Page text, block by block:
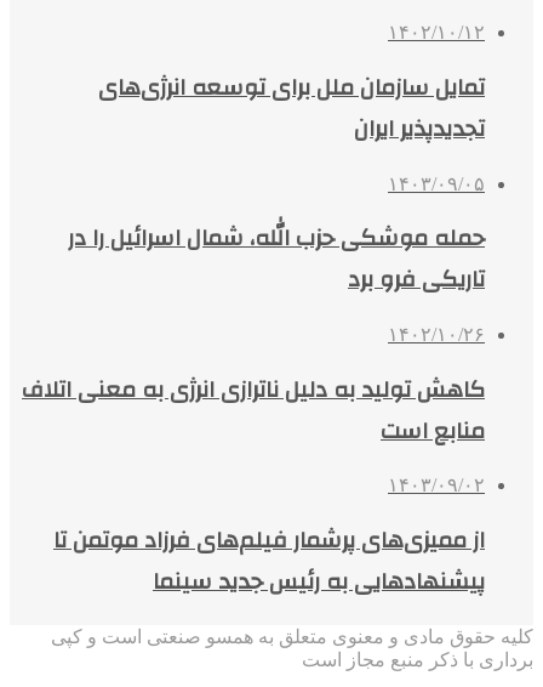
۱۴۰۲/۱۰/۱۲
تمایل سازمان ملل برای توسعه انرژی‌های
تجدیدپذیر ایران
۱۴۰۳/۰۹/۰۵
حمله موشکی حزب الله، شمال اسرائیل را در
تاریکی فرو برد
۱۴۰۲/۱۰/۲۶
کاهش تولید به دلیل ناترازی انرژی به معنی اتلاف
منابع است
۱۴۰۳/۰۹/۰۲
از ممیزی‌های پرشمار فیلم‌های فرزاد موتمن تا
پیشنهادهایی به رئیس جدید سینما
کلیه حقوق مادی و معنوی متعلق به همسو صنعتی است و کپی
برداری با ذکر منبع مجاز است